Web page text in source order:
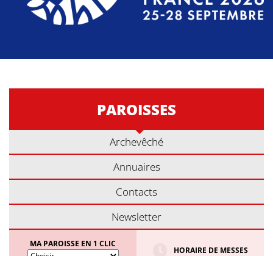
PAROISSES
Archevêché
Annuaires
Contacts
Newsletter
MA PAROISSE EN 1 CLIC
HORAIRE DE MESSES